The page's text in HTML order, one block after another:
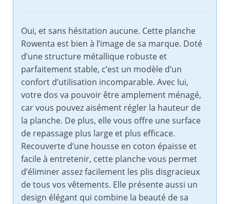
Oui, et sans hésitation aucune. Cette planche
Rowenta est bien à l’image de sa marque. Doté
d’une structure métallique robuste et
parfaitement stable, c’est un modèle d’un
confort d’utilisation incomparable. Avec lui,
votre dos va pouvoir être amplement ménagé,
car vous pouvez aisément régler la hauteur de
la planche. De plus, elle vous offre une surface
de repassage plus large et plus efficace.
Recouverte d’une housse en coton épaisse et
facile à entretenir, cette planche vous permet
d’éliminer assez facilement les plis disgracieux
de tous vos vêtements. Elle présente aussi un
design élégant qui combine la beauté de sa